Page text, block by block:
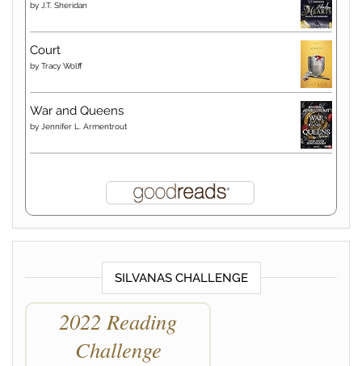
by J.T. Sheridan
Court
by Tracy Wolff
War and Queens
by Jennifer L. Armentrout
SILVANAS CHALLENGE
2022 Reading
Challenge